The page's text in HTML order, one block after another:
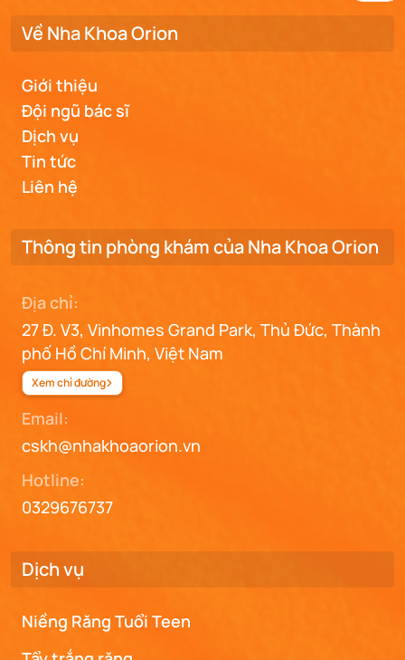
Về Nha Khoa Orion
Giới thiệu
Đội ngũ bác sĩ
Dịch vụ
Tin tức
Liên hệ
Thông tin phòng khám của Nha Khoa Orion
Địa chỉ:
27 Đ. V3, Vinhomes Grand Park, Thủ Đức, Thành
phố Hồ Chí Minh, Việt Nam
Xem chỉ đường
Email:
cskh@nhakhoaorion.vn
Hotline:
0329676737
Dịch vụ
Niềng Răng Tuổi Teen